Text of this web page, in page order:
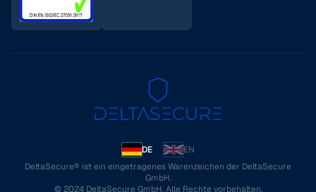
DE
EN
DeltaSecure® ist ein eingetragenes Warenzeichen der DeltaSecure
GmbH.
© 2024 DeltaSecure GmbH. Alle Rechte vorbehalten.